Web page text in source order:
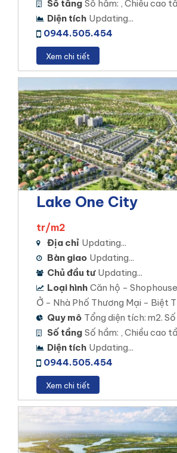
Số tầng Số hầm: , Chiều cao
Diện tích Updating...
0944.505.454
Xem chi tiết
Lake One City
tr/m2
Địa chỉ Updating...
Bàn giao Updating...
Chủ đầu tư Updating...
Loại hình Căn hộ -
Ở - Nhà Phố Thương Mại - Biệt
Quy mô Tổng diện tích: m2.
Số tầng Số hầm: , Chiều cao
Diện tích Updating...
0944.505.454
Xem chi tiết